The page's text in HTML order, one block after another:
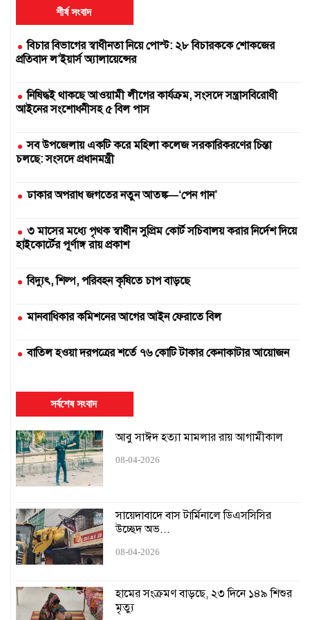
শীর্ষ সংবাদ
বিচার বিভাগের স্বাধীনতা নিয়ে পোস্ট: ২৮ বিচারককে শোকজের
প্রতিবাদ ল’ইয়ার্স অ্যালায়েন্সের
নিষিদ্ধই থাকছে আওয়ামী লীগের কার্যক্রম, সংসদে সন্ত্রাসবিরোধী
আইনের সংশোধনীসহ ৫ বিল পাস
সব উপজেলায় একটি করে মহিলা কলেজ সরকারিকরণের চিন্তা
চলছে: সংসদে প্রধানমন্ত্রী
ঢাকার অপরাধ জগতের নতুন আতঙ্ক—‘পেন গান’
৩ মাসের মধ্যে পৃথক স্বাধীন সুপ্রিম কোর্ট সচিবালয় করার নির্দেশ দিয়ে
হাইকোর্টের পূর্ণাঙ্গ রায় প্রকাশ
বিদ্যুৎ, শিল্প, পরিবহন কৃষিতে চাপ বাড়ছে
মানবাধিকার কমিশনের আগের আইন ফেরাতে বিল
বাতিল হওয়া দরপত্রের শর্তে ৭৬ কোটি টাকার কেনাকাটার আয়োজন
দুই সার কারখানা বন্ধ, আরেকটি বন্ধের পথে
১৬ ঘণ্টায়ও স্বাভাবিক হয়নি সিলেটের সঙ্গে রেল যোগাযোগ
শেখ হাসিনার মৃত্যুদণ্ড বাতিল চেয়ে চিঠি পাঠানো আদালত
অবমাননাকর: চিফ প্রসিকিউটর
সর্বশেষ সংবাদ
আবু সাঈদ হত্যা মামলার রায় আগামীকাল
08-04-2026
সায়েদাবাদে বাস টার্মিনালে ডিএসসিসির
উচ্ছেদ অভ...
08-04-2026
হামের সংক্রমণ বাড়ছে, ২৩ দিনে ১৪৯ শিশুর
মৃত্যু